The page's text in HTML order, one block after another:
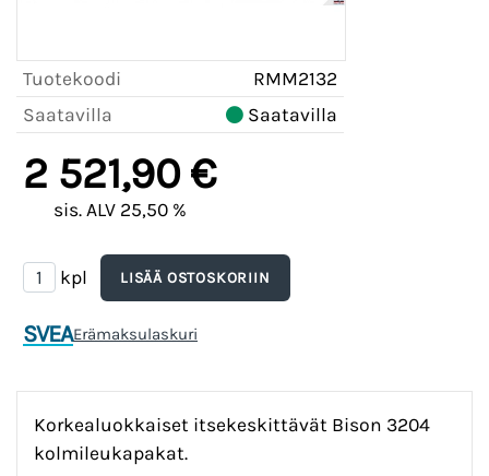
Tuotekoodi
RMM2132
Saatavilla
Saatavilla
2 521,90 €
sis. ALV 25,50 %
kpl
SVEAErämaksulaskuri
Korkealuokkaiset itsekeskittävät Bison 3204
kolmileukapakat.